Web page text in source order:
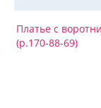
Платье с
(р.170-88-69)